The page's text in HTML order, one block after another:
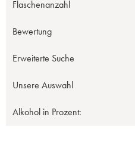
Flaschenanzahl
Bewertung
Erweiterte Suche
Unsere Auswahl
Alkohol in Prozent: